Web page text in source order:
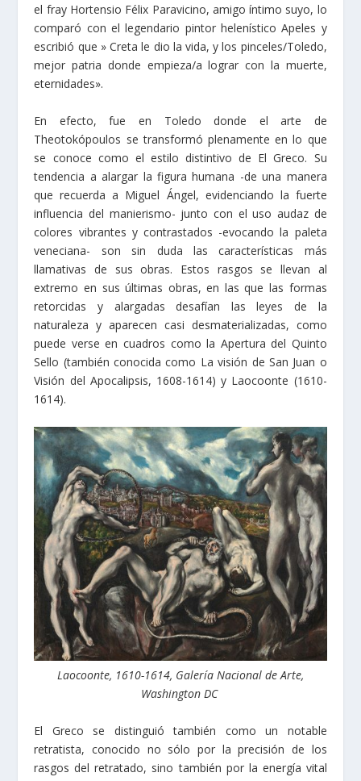
el fray Hortensio Félix Paravicino, amigo íntimo suyo, lo
comparó con el legendario pintor helenístico Apeles y
escribió que » Creta le dio la vida, y los pinceles/Toledo,
mejor patria donde empieza/a lograr con la muerte,
eternidades».
En efecto, fue en Toledo donde el arte de
Theotokópoulos se transformó plenamente en lo que
se conoce como el estilo distintivo de El Greco. Su
tendencia a alargar la figura humana -de una manera
que recuerda a Miguel Ángel, evidenciando la fuerte
influencia del manierismo- junto con el uso audaz de
colores vibrantes y contrastados -evocando la paleta
veneciana- son sin duda las características más
llamativas de sus obras. Estos rasgos se llevan al
extremo en sus últimas obras, en las que las formas
retorcidas y alargadas desafían las leyes de la
naturaleza y aparecen casi desmaterializadas, como
puede verse en cuadros como la Apertura del Quinto
Sello (también conocida como La visión de San Juan o
Visión del Apocalipsis, 1608-1614) y Laocoonte (1610-
1614).
Laocoonte, 1610-1614, Galería Nacional de Arte,
Washington DC
El Greco se distinguió también como un notable
retratista, conocido no sólo por la precisión de los
rasgos del retratado, sino también por la energía vital